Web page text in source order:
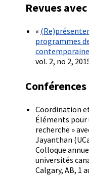
Revues
«
programmes
vol. 2, no 2,
Conférences
Coordination
Éléments pour
recherche »
Jayanthan
Colloque
universités
Calgary, AB, 1